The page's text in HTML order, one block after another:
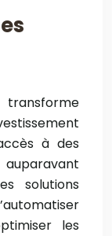
à des
solutions
les